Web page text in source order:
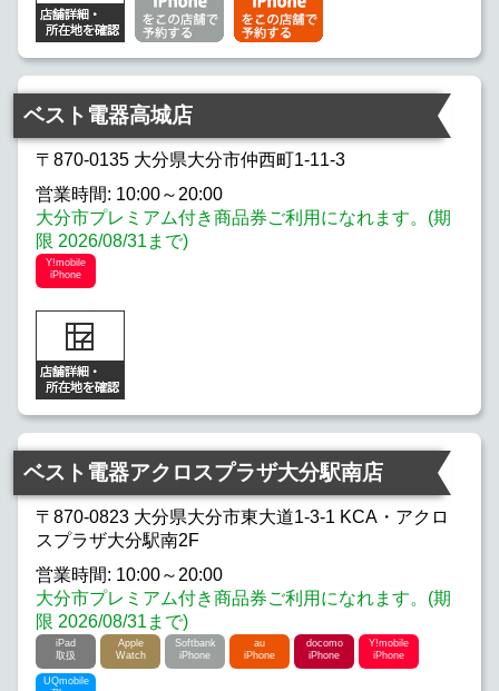
ベスト電器高城店
〒870-0135 大分県大分市仲西町1-11-3
営業時間: 10:00～20:00
大分市プレミアム付き商品券ご利用になれます。(期
限 2026/08/31まで)
Y!mobile
iPhone
ベスト電器アクロスプラザ大分駅南店
〒870-0823 大分県大分市東大道1-3-1 KCA・アクロ
スプラザ大分駅南2F
営業時間: 10:00～20:00
大分市プレミアム付き商品券ご利用になれます。(期
限 2026/08/31まで)
iPad
取扱
Apple
Watch
Softbank
iPhone
au
iPhone
docomo
iPhone
Y!mobile
iPhone
UQmobile